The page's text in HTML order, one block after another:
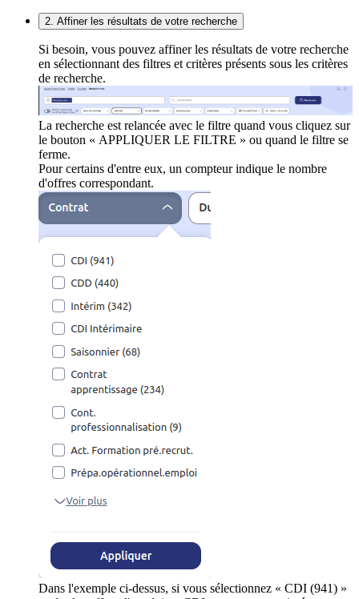
2. Affiner les résultats de votre recherche
Si besoin, vous pouvez affiner les résultats de votre recherche
en sélectionnant des filtres et critères présents sous les critères
de recherche.
La recherche est relancée avec le filtre quand vous cliquez sur
le bouton « APPLIQUER LE FILTRE » ou quand le filtre se
ferme.
Pour certains d'entre eux, un compteur indique le nombre
d'offres correspondant.
Dans l'exemple ci-dessus, si vous sélectionnez « CDI (941) »